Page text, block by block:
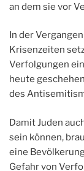
an dem sie vor
In der
Krisenzeiten
Verfolgungen
heute
des
Damit Juden
sein können,
eine
Gefahr von